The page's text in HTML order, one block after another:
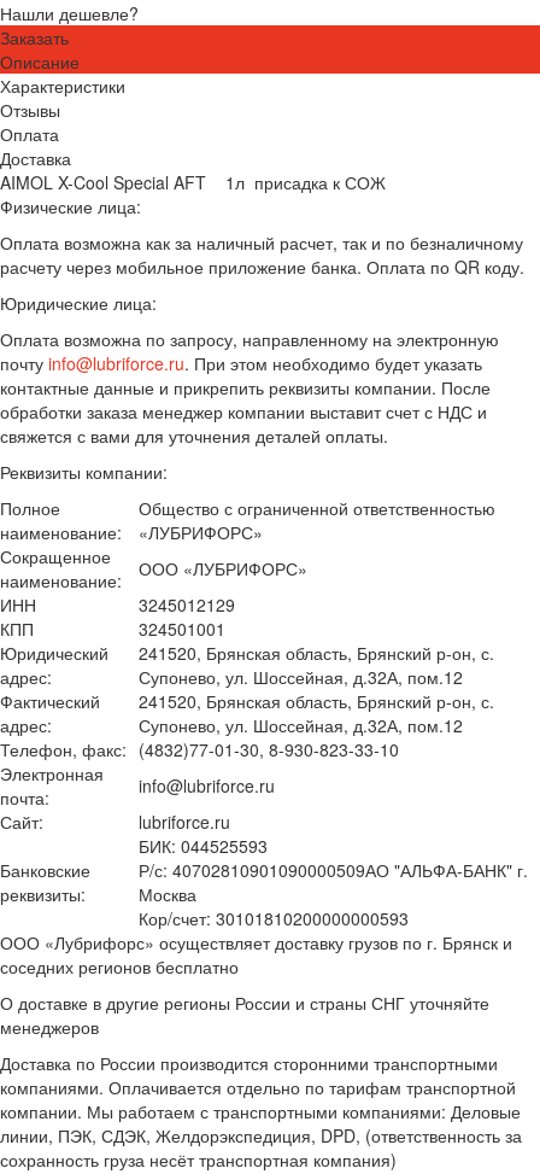
Нашли дешевле?
Заказать
Описание
Характеристики
Отзывы
Оплата
Доставка
AIMOL X-Cool Special AFT 1л присадка к СОЖ
Физические лица:
Оплата возможна как за наличный расчет, так и по безналичному
расчету через мобильное приложение банка. Оплата по QR коду.
Юридические лица:
Оплата возможна по запросу, направленному на электронную
почту info@lubriforce.ru. При этом необходимо будет указать
контактные данные и прикрепить реквизиты компании. После
обработки заказа менеджер компании выставит счет с НДС и
свяжется с вами для уточнения деталей оплаты.
Реквизиты компании:
Полное
наименование:
Общество с ограниченной ответственностью
«ЛУБРИФОРС»
Сокращенное
наименование:
ООО «ЛУБРИФОРС»
ИНН
3245012129
КПП
324501001
Юридический
адрес:
241520, Брянская область, Брянский р-он, с.
Супонево, ул. Шоссейная, д.32А, пом.12
Фактический
адрес:
241520, Брянская область, Брянский р-он, с.
Супонево, ул. Шоссейная, д.32А, пом.12
Телефон, факс: (4832)77-01-30, 8-930-823-33-10
Электронная
почта:
info@lubriforce.ru
Сайт:
lubriforce.ru
Банковские
реквизиты:
БИК: 044525593
Р/с: 40702810901090000509АО "АЛЬФА-БАНК" г.
Москва
Кор/счет: 30101810200000000593
ООО «Лубрифорс» осуществляет доставку грузов по г. Брянск и
соседних регионов бесплатно
О доставке в другие регионы России и страны СНГ уточняйте
менеджеров
Доставка по России производится сторонними транспортными
компаниями. Оплачивается отдельно по тарифам транспортной
компании. Мы работаем с транспортными компаниями: Деловые
линии, ПЭК, СДЭК, Желдорэкспедиция, DPD, (ответственность за
сохранность груза несёт транспортная компания)